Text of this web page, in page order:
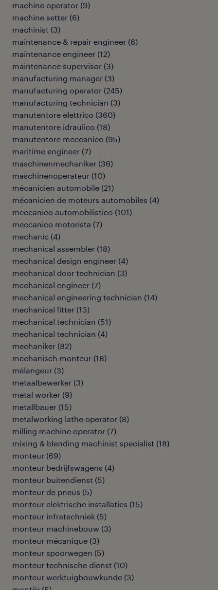
machine operator (9)
machine setter (6)
machinist (3)
maintenance & repair engineer (6)
maintenance engineer (12)
maintenance supervisor (3)
manufacturing manager (3)
manufacturing operator (245)
manufacturing technician (3)
manutentore elettrico (360)
manutentore idraulico (18)
manutentore meccanico (95)
maritime engineer (7)
maschinenmechaniker (36)
maschinenoperateur (10)
mécanicien automobile (21)
mécanicien de moteurs automobiles (4)
meccanico automobilistico (101)
meccanico motorista (7)
mechanic (4)
mechanical assembler (18)
mechanical design engineer (4)
mechanical door technician (3)
mechanical engineer (7)
mechanical engineering technician (14)
mechanical fitter (13)
mechanical technician (51)
mechanical technician (4)
mechaniker (82)
mechanisch monteur (18)
mélangeur (3)
metaalbewerker (3)
metal worker (9)
metallbauer (15)
metalworking lathe operator (8)
milling machine operator (7)
mixing & blending machinist specialist (18)
monteur (69)
monteur bedrijfswagens (4)
monteur buitendienst (5)
monteur de pneus (5)
monteur elektrische installaties (15)
monteur infratechniek (5)
monteur machinebouw (3)
monteur mécanique (3)
monteur spoorwegen (5)
monteur technische dienst (10)
monteur werktuigbouwkunde (3)